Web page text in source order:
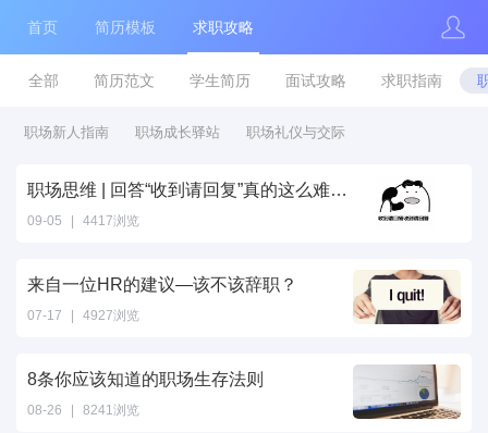
首页 简历模板 求职攻略
全部 简历范文 学生简历 面试攻略 求职指南
职场新人指南 职场成长驿站 职场礼仪与交际
职场思维 | 回答“收到请回复”真的这么难吗？
09-05 4417浏览
来自一位HR的建议—该不该辞职？
07-17 4927浏览
8条你应该知道的职场生存法则
08-26 8241浏览